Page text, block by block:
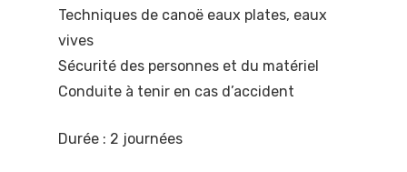
Techniques de canoë eaux plates, eaux
vives
Sécurité des personnes et du matériel
Conduite à tenir en cas d’accident
Durée : 2 journées